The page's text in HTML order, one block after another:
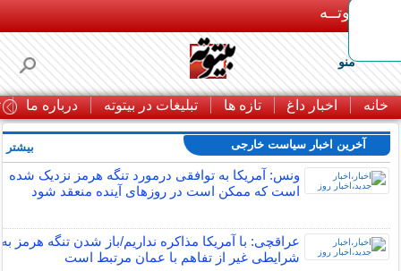
بـیتوتــه
منو
خانه اخبار داغ تازه ها تبلیغات در بیتوته درباره ما
آخرین اخبار سیاست خارجی
ونس: آمریکا به توافقی درمورد تنگه هرمز نزدیک شده
است که ممکن است در روزهای آینده منعقد شود
عراقچی: با آمریکا مذاکره نداریم/باز شدن تنگه هرمز به
شرایطی غیر از تفاهم با عمان مرتبط است
بیشتر